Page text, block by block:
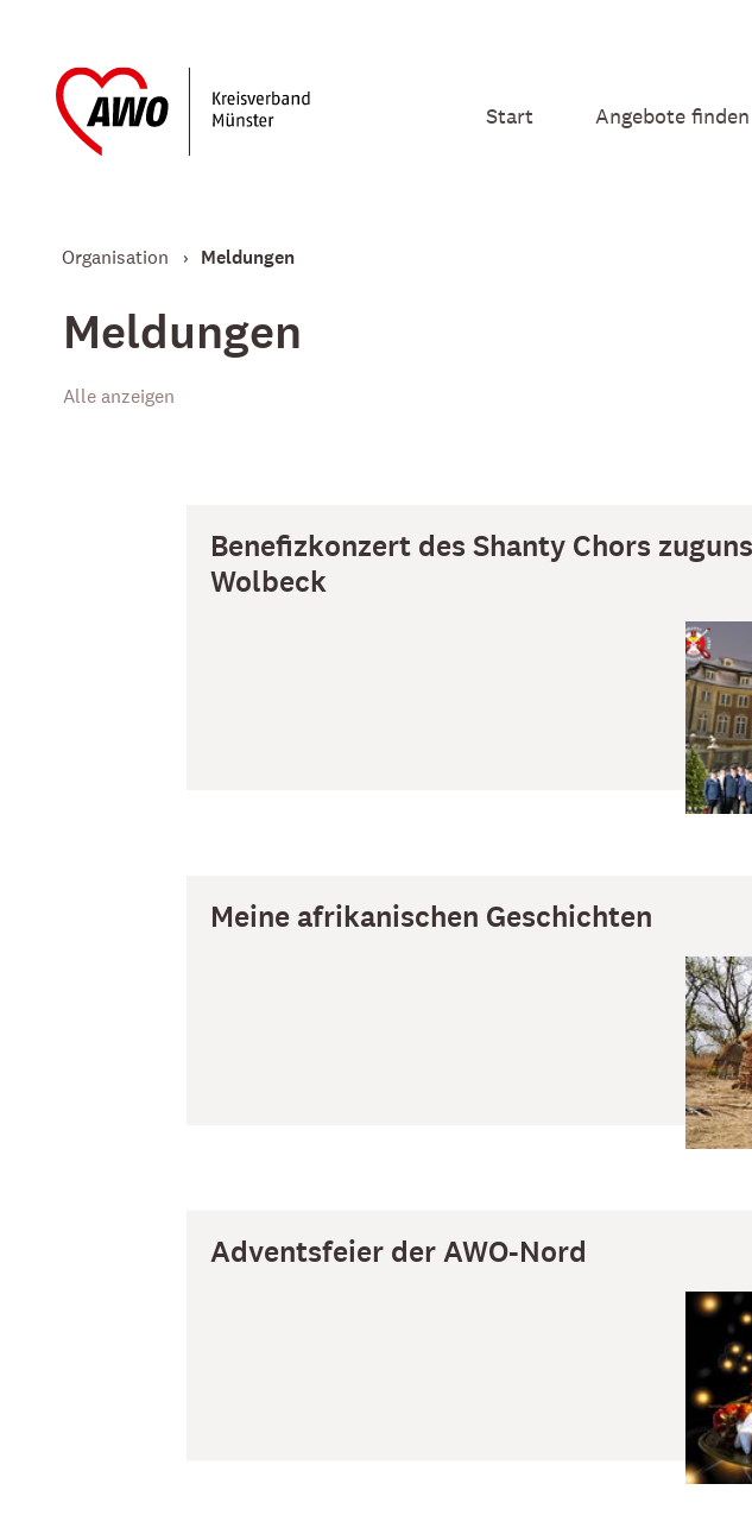
Start Angebote finden
Organisation Meldungen
Meldungen
Alle anzeigen
Benefizkonzert des Shanty Chors
Wolbeck
Meine afrikanischen Geschichten
Adventsfeier der AWO-Nord